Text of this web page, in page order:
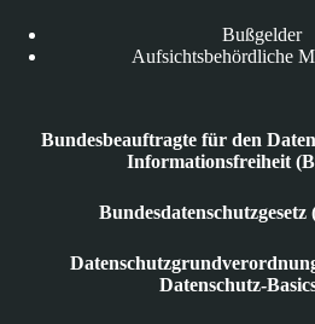
Bußgelder
Aufsichtsbehördliche
Bundesbeauftragte für den
Informationsfreiheit
Bundesdatenschutzgesetz
Datenschutz-